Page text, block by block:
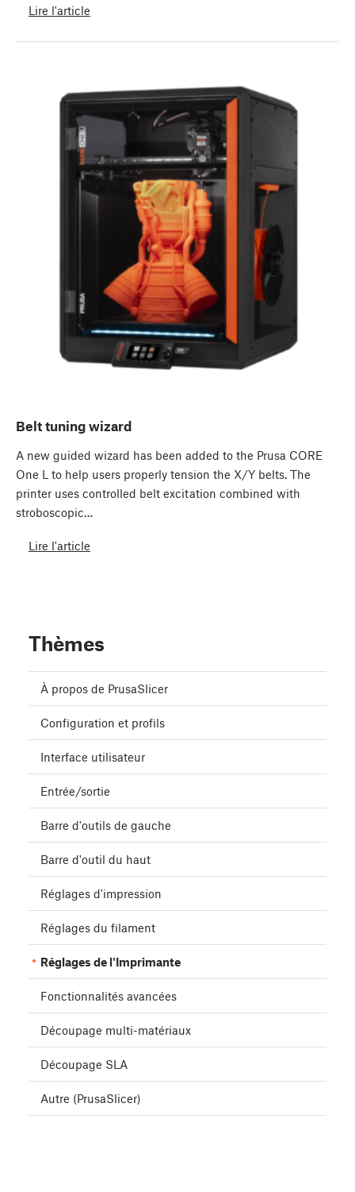
Lire l'article
Belt tuning wizard
A new guided wizard has been added to the Prusa CORE
One L to help users properly tension the X/Y belts. The
printer uses controlled belt excitation combined with
stroboscopic…
Lire l'article
Thèmes
À propos de PrusaSlicer
Configuration et profils
Interface utilisateur
Entrée/sortie
Barre d'outils de gauche
Barre d'outil du haut
Réglages d'impression
Réglages du filament
Réglages de l'Imprimante
Fonctionnalités avancées
Découpage multi-matériaux
Découpage SLA
Autre (PrusaSlicer)